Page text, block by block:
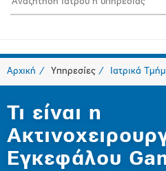
Αρχική Υπηρεσίες Ιατρικά
Τι είναι η
Εγκεφάλου